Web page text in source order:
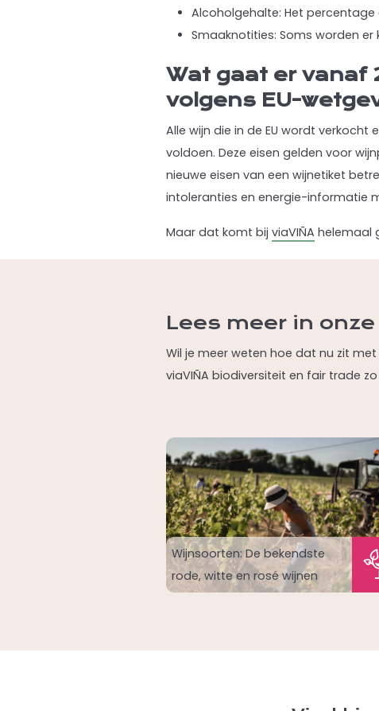
Alcoholgehalte: Het
Smaaknotities: Soms worden
Wat gaat er vanaf
volgens EU-
Alle wijn die in de EU wordt
voldoen. Deze eisen gelden voor
nieuwe eisen van een wijnetiket
intoleranties en energie-informatie
Maar dat komt bij viaVIÑA helemaal
Lees meer in
Wil je meer weten hoe dat nu zit
viaVIÑA biodiversiteit en fair trade
Wijnsoorten: De bekendste
rode, witte en rosé wijnen